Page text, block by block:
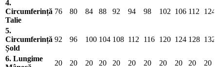
4.
Circumferință
Talie
76 80 84 88 92 94 98 102 106 112 124
5.
Circumferință
Șold
92 96 100 104 108 112 116 120 124 128 132
6. Lungime
20 20 20 20 20 20 20 20 20 20
20